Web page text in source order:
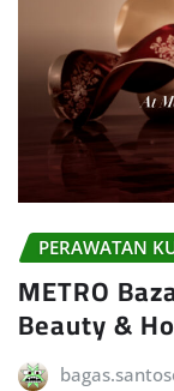
PERAWATAN
METRO
Beauty &